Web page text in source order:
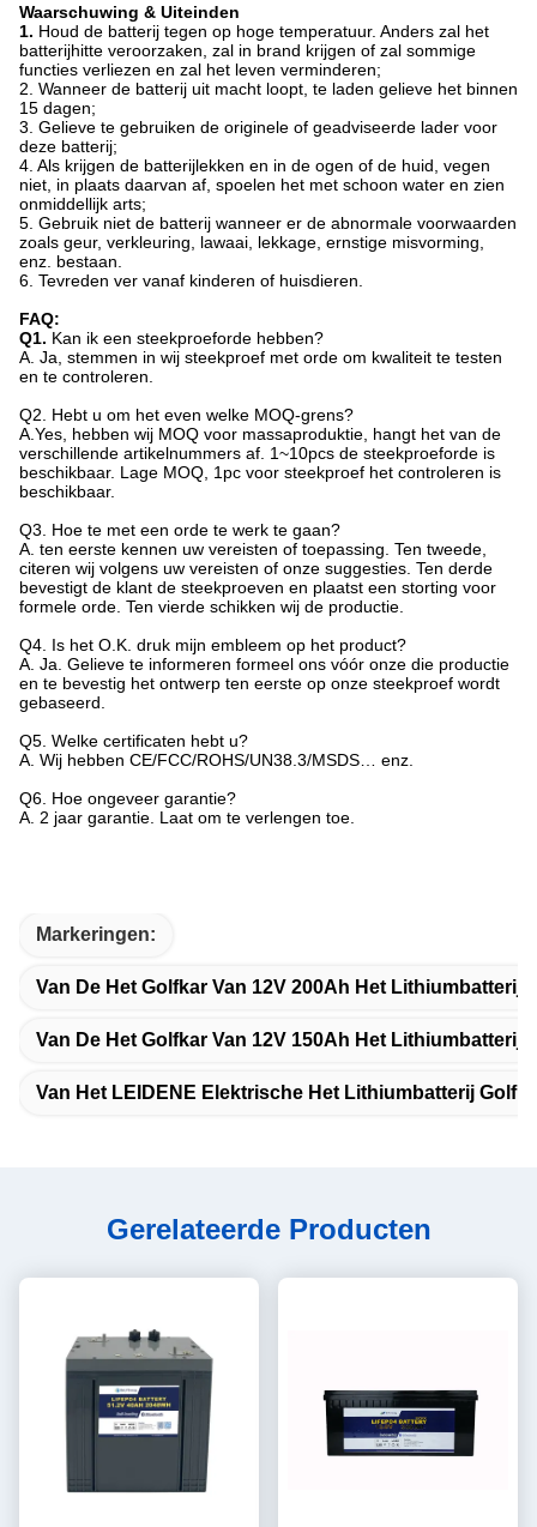
Waarschuwing & Uiteinden
1. Houd de batterij tegen op hoge temperatuur. Anders zal het
batterijhitte veroorzaken, zal in brand krijgen of zal sommige
functies verliezen en zal het leven verminderen;
2. Wanneer de batterij uit macht loopt, te laden gelieve het binnen
15 dagen;
3. Gelieve te gebruiken de originele of geadviseerde lader voor
deze batterij;
4. Als krijgen de batterijlekken en in de ogen of de huid, vegen
niet, in plaats daarvan af, spoelen het met schoon water en zien
onmiddellijk arts;
5. Gebruik niet de batterij wanneer er de abnormale voorwaarden
zoals geur, verkleuring, lawaai, lekkage, ernstige misvorming,
enz. bestaan.
6. Tevreden ver vanaf kinderen of huisdieren.
FAQ:
Q1. Kan ik een steekproeforde hebben?
A. Ja, stemmen in wij steekproef met orde om kwaliteit te testen
en te controleren.
Q2. Hebt u om het even welke MOQ-grens?
A.Yes, hebben wij MOQ voor massaproduktie, hangt het van de
verschillende artikelnummers af. 1~10pcs de steekproeforde is
beschikbaar. Lage MOQ, 1pc voor steekproef het controleren is
beschikbaar.
Q3. Hoe te met een orde te werk te gaan?
A. ten eerste kennen uw vereisten of toepassing. Ten tweede,
citeren wij volgens uw vereisten of onze suggesties. Ten derde
bevestigt de klant de steekproeven en plaatst een storting voor
formele orde. Ten vierde schikken wij de productie.
Q4. Is het O.K. druk mijn embleem op het product?
A. Ja. Gelieve te informeren formeel ons vóór onze die productie
en te bevestig het ontwerp ten eerste op onze steekproef wordt
gebaseerd.
Q5. Welke certificaten hebt u?
A. Wij hebben CE/FCC/ROHS/UN38.3/MSDS… enz.
Q6. Hoe ongeveer garantie?
A. 2 jaar garantie. Laat om te verlengen toe.
Markeringen:
Van De Het Golfkar Van 12V 200Ah Het Lithiumbatterij
Van De Het Golfkar Van 12V 150Ah Het Lithiumbatterij
Van Het LEIDENE Elektrische Het Lithiumbatterij
Gerelateerde Producten